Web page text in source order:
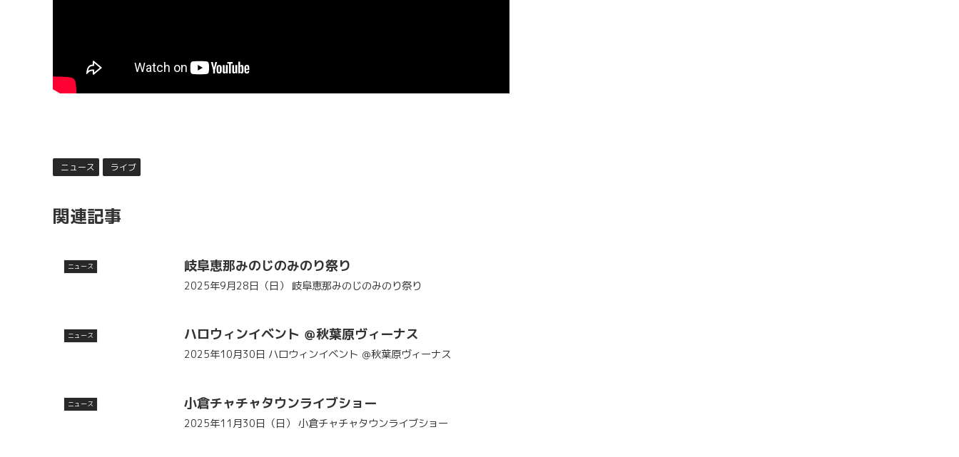
ニュース ライブ
関連記事
ニュース 岐阜恵那みのじのみのり祭り
2025年9月28日（日） 岐阜恵那みのじのみのり祭り
ニュース ハロウィンイベント ＠秋葉原ヴィーナス
2025年10月30日 ハロウィンイベント ＠秋葉原ヴィーナス
ニュース 小倉チャチャタウンライブショー
2025年11月30日（日） 小倉チャチャタウンライブショー